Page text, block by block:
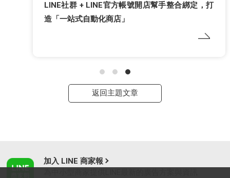
LINE社群 + LINE官方帳號開店幫手整合綁定，打
造「一站式自動化商店」
返回主題文章
加入 LINE 商家報